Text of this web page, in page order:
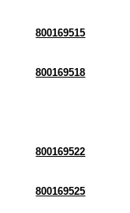
800169515
800169518
800169522
800169525